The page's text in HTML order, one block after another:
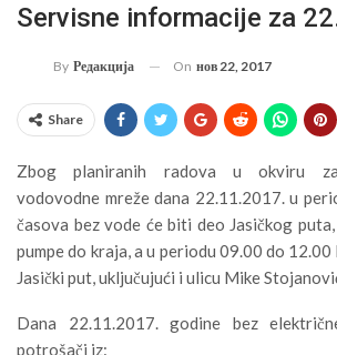
Servisne informacije za
By Редакција On нов 22, 2017
Share
Zbog planiranih radova u okviru
vodovodne mreže dana 22.11.2017. u
časova bez vode će biti deo Jasičkog
pumpe do kraja, a u periodu 09.00 do
Jasički put, uključujući i ulicu Mike
Dana 22.11.2017. godine bez
potrošači iz: